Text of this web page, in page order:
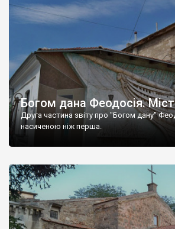
Богом дана Феодосія.
Друга частина звіту про "Богом дану"
насиченою ніж перша.